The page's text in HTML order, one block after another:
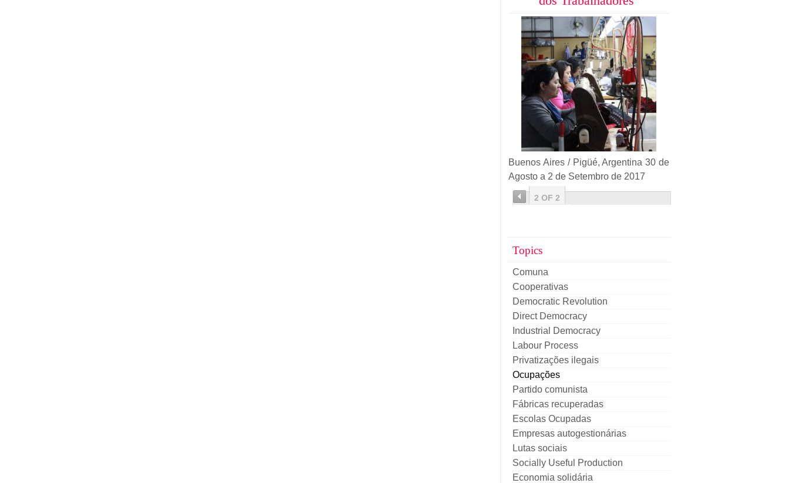
Buenos Aires / Pigüé, Argentina 30 de
Agosto a 2 de Setembro de 2017
2 OF 2
Topics
Comuna
Cooperativas
Democratic Revolution
Direct Democracy
Industrial Democracy
Labour Process
Privatizações ilegais
Ocupações
Partido comunista
Fábricas recuperadas
Escolas Ocupadas
Empresas autogestionárias
Lutas sociais
Socially Useful Production
Economia solidária